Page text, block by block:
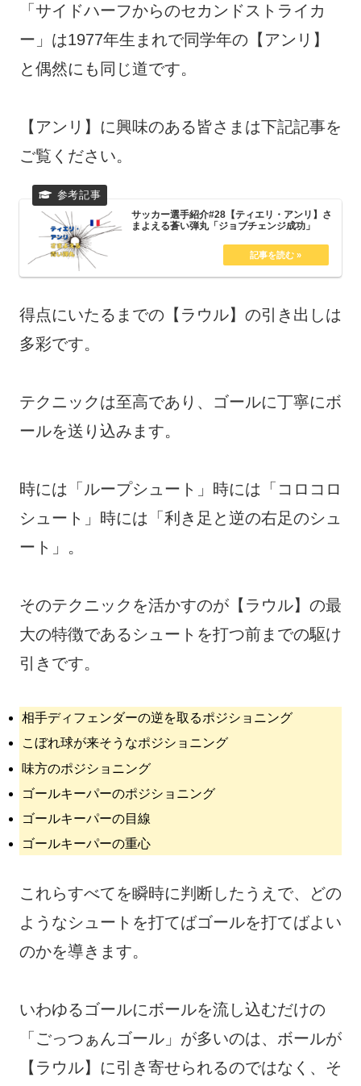
「サイドハーフからのセカンドストライカ
ー」は1977年生まれで同学年の【アンリ】
と偶然にも同じ道です。
【アンリ】に興味のある皆さまは下記記事を
ご覧ください。
サッカー選手紹介#28【ティエリ・アンリ】さ
まよえる蒼い弾丸「ジョブチェンジ成功」
得点にいたるまでの【ラウル】の引き出しは
多彩です。
テクニックは至高であり、ゴールに丁寧にボ
ールを送り込みます。
時には「ループシュート」時には「コロコロ
シュート」時には「利き足と逆の右足のシュ
ート」。
そのテクニックを活かすのが【ラウル】の最
大の特徴であるシュートを打つ前までの駆け
引きです。
相手ディフェンダーの逆を取るポジショニング
こぼれ球が来そうなポジショニング
味方のポジショニング
ゴールキーパーのポジショニング
ゴールキーパーの目線
ゴールキーパーの重心
これらすべてを瞬時に判断したうえで、どの
ようなシュートを打てばゴールを打てばよい
のかを導きます。
いわゆるゴールにボールを流し込むだけの
「ごっつぁんゴール」が多いのは、ボールが
【ラウル】に引き寄せられるのではなく、そ